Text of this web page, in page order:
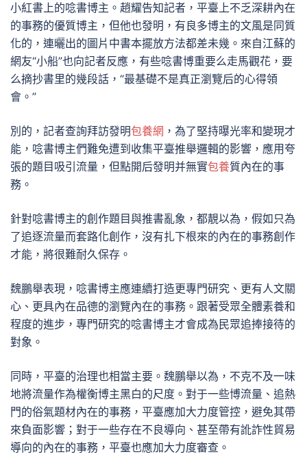
小紅書上的唸書博主。趙耀告知記者，平臺上不乏深耕內在
的事務的優質博主，但他也發明，有良多博主的文風是同質
化的，連曬出的圖片中書本擺放方法都差未幾。來自江蘇的
網友“小船”也向記者反應，有些唸書博重要么走馬觀花，要
么摘抄書里的幾段話，“最基礎不是真正瀏覽后的心得領
會。”
別的，記者查詢拜訪發明包養網 ，為了堅持曝光率和變現才
能，唸書博主們難免遭到收集平臺推舉邏輯的影響，應用夸
張的題目吸引流量，但點開后發明并無實包養質內在的事
務。
針對唸書博主的創作題目與推書亂象，都靚以為，假如只為
了追逐流量而套路化創作，沒有扎下根來的內在的事務創作
才能，將很難耐久保存。
魏鵬舉表現，唸書博主應連續打造更專門研究、更有人文關
心、更具內在品德的瀏覽內在的事務。跟著受眾全體素養和
程度的進步，專門研究的唸書博主才會成為民眾追捧接待的
對象。
同時，平臺的治理也相當主要。魏鵬舉以為，不克不及一味
地將流量作為權衡博主黑白的尺度。對于一些博流量、追熱
門的俗氣題材內在的事務，平臺應加大力度管控，避免其帶
來負面影響；對于一些存在不良導向、甚至帶有訛詐性貿易
導向的內在的事務，平臺也應加大力度審查。